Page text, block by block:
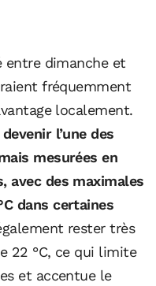
entre dimanche et
fréquemment
localement.
l’une des
mesurées en
avec des maximales
dans certaines
rester très
22 °C, ce qui limite
et accentue le